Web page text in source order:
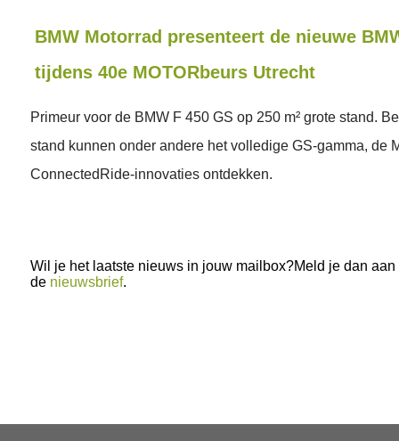
BMW Motorrad presenteert de nieuwe
tijdens 40e MOTORbeurs Utrecht
Primeur voor de BMW F 450 GS op 250 m² grote stand.
stand kunnen onder andere het volledige GS-gamma, de
ConnectedRide-innovaties ontdekken.
Wil je het laatste nieuws in jouw mailbox?Meld je dan aan
de nieuwsbrief.